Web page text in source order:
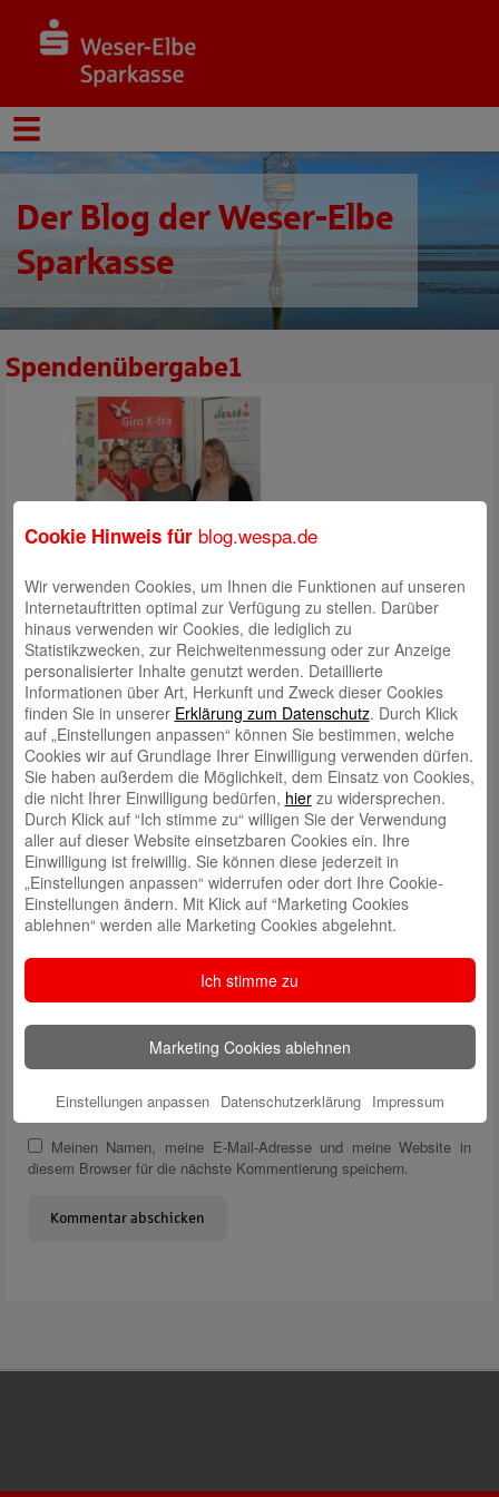
Der Blog der Weser-Elbe
Sparkasse
Spendenübergabe1
Schreibe einen Kommentar
Deine E-Mail-Adresse wird nicht veröffentlicht. Erforderliche Felder
sind mit *markiert
Name*
E-Mail*
Website
Meinen Namen, meine E-Mail-Adresse und meine Website in
diesem Browser für die nächste Kommentierung speichern.
Cookie Hinweis für blog.wespa.de
Wir verwenden Cookies, um Ihnen die Funktionen auf unseren
Internetauftritten optimal zur Verfügung zu stellen. Darüber
hinaus verwenden wir Cookies, die lediglich zu
Statistikzwecken, zur Reichweitenmessung oder zur Anzeige
personalisierter Inhalte genutzt werden. Detaillierte
Informationen über Art, Herkunft und Zweck dieser Cookies
finden Sie in unserer Erklärung zum Datenschutz. Durch Klick
auf „Einstellungen anpassen“ können Sie bestimmen, welche
Cookies wir auf Grundlage Ihrer Einwilligung verwenden dürfen.
Sie haben außerdem die Möglichkeit, dem Einsatz von Cookies,
die nicht Ihrer Einwilligung bedürfen, hierzu widersprechen.
Durch Klick auf “Ich stimme zu“ willigen Sie der Verwendung
aller auf dieser Website einsetzbaren Cookies ein. Ihre
Einwilligung ist freiwillig. Sie können diese jederzeit in
„Einstellungen anpassen“ widerrufen oder dort Ihre Cookie-
Einstellungen ändern. Mit Klick auf “Marketing Cookies
ablehnen“ werden alle Marketing Cookies abgelehnt.
Ich stimme zu
Marketing Cookies ablehnen
Einstellungen anpassen Datenschutzerklärung Impressum